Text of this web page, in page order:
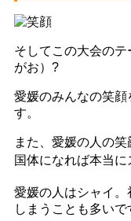
そしてこの大会のテ
がお）?
愛媛のみんなの笑顔
す。
また、愛媛の人の
国体になれば本当
愛媛の人はシャイ
しまうことも多いで